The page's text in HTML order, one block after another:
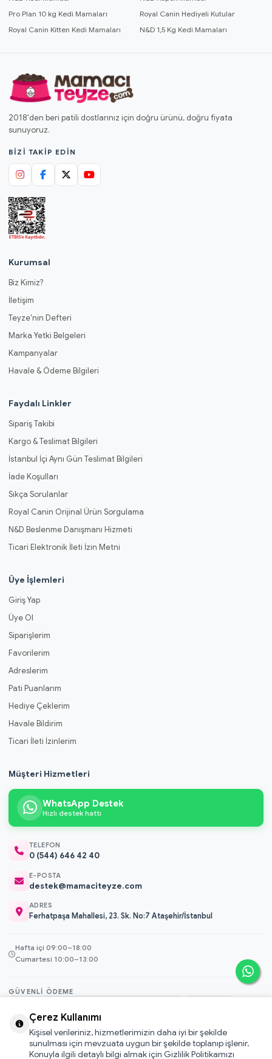
Pro Plan 10 kg Kedi Mamaları
Royal Canin Hediyeli Kutular
Royal Canin Kitten Kedi Mamaları
N&D 1,5 Kg Kedi Mamaları
2018'den beri patili dostlarınız için doğru ürünü, doğru fiyata
sunuyoruz.
BIZI TAKIP EDIN
Kurumsal
Biz Kimiz?
İletişim
Teyze'nin Defteri
Marka Yetki Belgeleri
Kampanyalar
Havale & Ödeme Bilgileri
Faydalı Linkler
Sipariş Takibi
Kargo & Teslimat Bilgileri
İstanbul İçi Aynı Gün Teslimat Bilgileri
İade Koşulları
Sıkça Sorulanlar
Royal Canin Orijinal Ürün Sorgulama
N&D Beslenme Danışmanı Hizmeti
Ticari Elektronik İleti İzin Metni
Üye İşlemleri
Giriş Yap
Üye Ol
Siparişlerim
Favorilerim
Adreslerim
Pati Puanlarım
Hediye Çeklerim
Havale Bildirim
Ticari İleti İzinlerim
Müşteri Hizmetleri
WhatsApp Destek
Hızlı destek hattı
TELEFON
0 (544) 646 42 40
E-POSTA
destek@mamaciteyze.com
ADRES
Ferhatpaşa Mahallesi, 23. Sk. No:7 Ataşehir/İstanbul
Hafta içi 09:00–18:00
Cumartesi 10:00–13:00
GÜVENLI ÖDEME
256-bit SSL
Çerez Kullanımı
Kişisel verileriniz, hizmetlerimizin daha iyi bir şekilde
sunulması için mevzuata uygun bir şekilde toplanıp işlenir.
Konuyla ilgili detaylı bilgi almak için Gizlilik Politikamızı